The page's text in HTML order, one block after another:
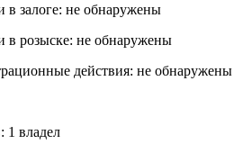
в залоге: не обнаружены
в розыске: не обнаружены
действия: не обнаружены
1 владел